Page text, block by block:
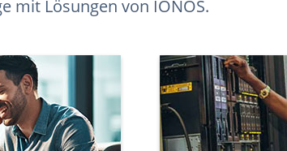
mit Lösungen von IONOS.